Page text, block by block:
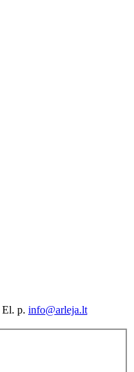
El. p. info@arleja.lt